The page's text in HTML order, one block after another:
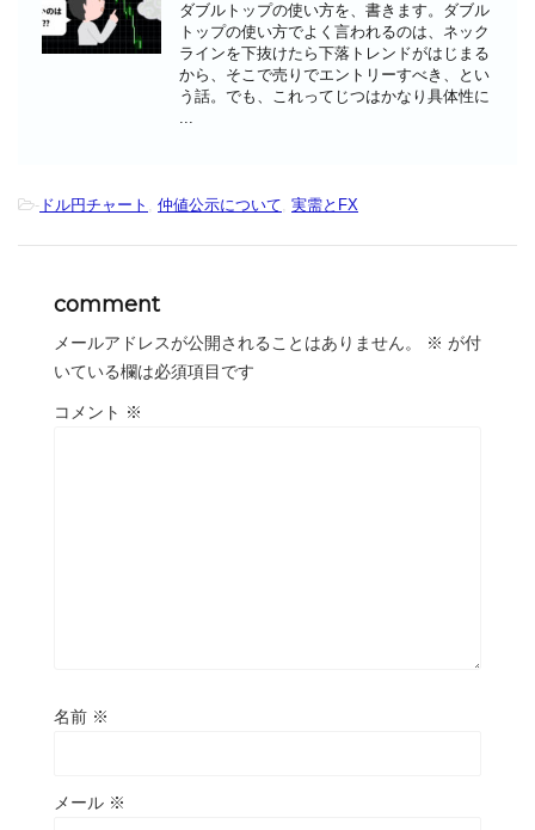
ダブルトップの使い方を、書きます。ダブル
トップの使い方でよく言われるのは、ネック
ラインを下抜けたら下落トレンドがはじまる
から、そこで売りでエントリーすべき、とい
う話。でも、これってじつはかなり具体性に
...
- ドル円チャート , 仲値公示について, 実需とFX
comment
メールアドレスが公開されることはありません。 ※ が付
いている欄は必須項目です
コメント ※
名前 ※
メール ※